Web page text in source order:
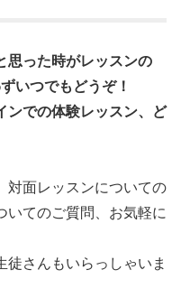
思った時がレッスンの
いつでもどうぞ！
ンでの体験レッスン、ど
対面レッスンについての
いてのご質問、お気軽に
さんもいらっしゃいま